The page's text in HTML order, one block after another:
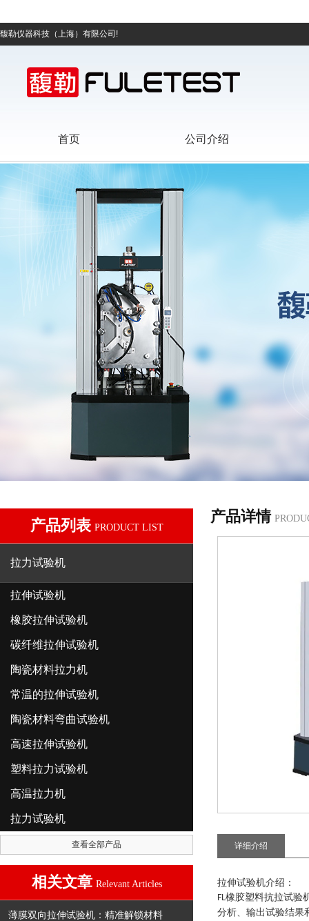
馥勒仪器科技（上海）有限公司!
首页 公司介绍
产品列表 PRODUCT LIST
拉力试验机
拉伸试验机
橡胶拉伸试验机
碳纤维拉伸试验机
陶瓷材料拉力机
常温的拉伸试验机
陶瓷材料弯曲试验机
高速拉伸试验机
塑料拉力试验机
高温拉力机
拉力试验机
查看全部产品
相关文章 Relevant Articles
薄膜双向拉伸试验机：精准解锁材料
产品详情
详细介绍
拉伸试验机介绍 ：
FL橡胶塑料抗拉试验
分析、输出试验结果